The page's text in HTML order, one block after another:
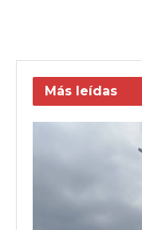
Más leídas